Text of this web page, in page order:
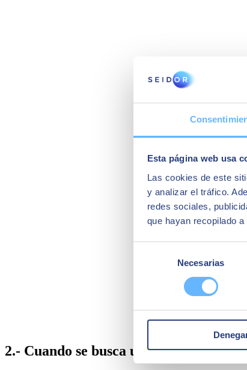
Esta página web usa
Las cookies de este
y analizar el tráfico.
redes sociales,
que hayan recopilado
consentimiento
Necesarias
2.- Cuando se busca un mayor control